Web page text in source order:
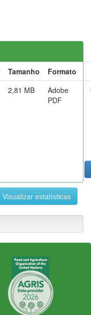
Tamanho
Formato
2,81 MB
Adobe
PDF
Visualizar estatísticas